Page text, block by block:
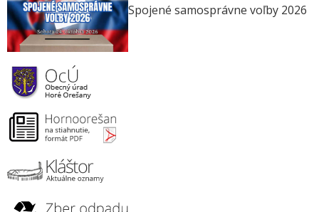
Spojené samosprávne voľby 2026